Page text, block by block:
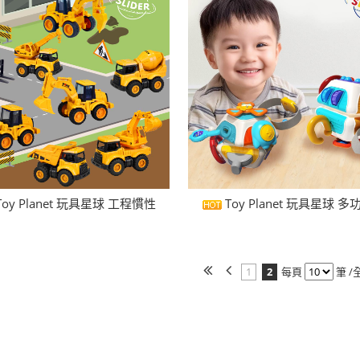
Planet 玩具星球 工程慣性 Toy Planet 玩具星球 多
1 2 每頁 筆 /